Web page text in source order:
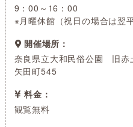
9：00～16：00
※月曜休館（祝日の場合は翌平
開催場所
奈良県立大和民俗公園 旧赤
矢田町545
料金
観覧無料